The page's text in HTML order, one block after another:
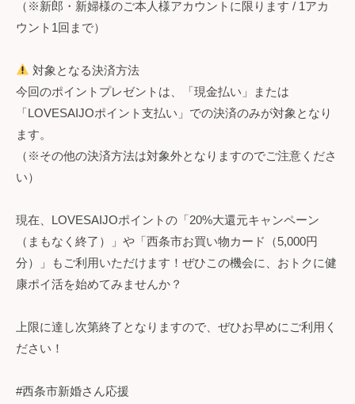
（※新郎・新婦様のご本人様アカウントに限ります / 1アカ
ウント1回まで）
対象となる決済方法
今回のポイントプレゼントは、「現金払い」または
「LOVESAIJOポイント支払い」での決済のみが対象となり
ます。
（※その他の決済方法は対象外となりますのでご注意くださ
い）
現在、LOVESAIJOポイントの「20%大還元キャンペーン
（まもなく終了）」や「西条市お買い物カード（5,000円
分）」もご利用いただけます！ぜひこの機会に、おトクに健
康ポイ活を始めてみませんか？
上限に達し次第終了となりますので、ぜひお早めにご利用く
ださい！
#西条市新婚さん応援